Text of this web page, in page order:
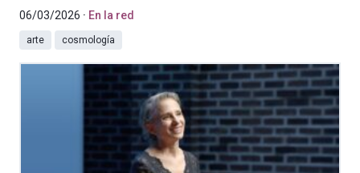
06/03/2026 En la red
arte cosmología